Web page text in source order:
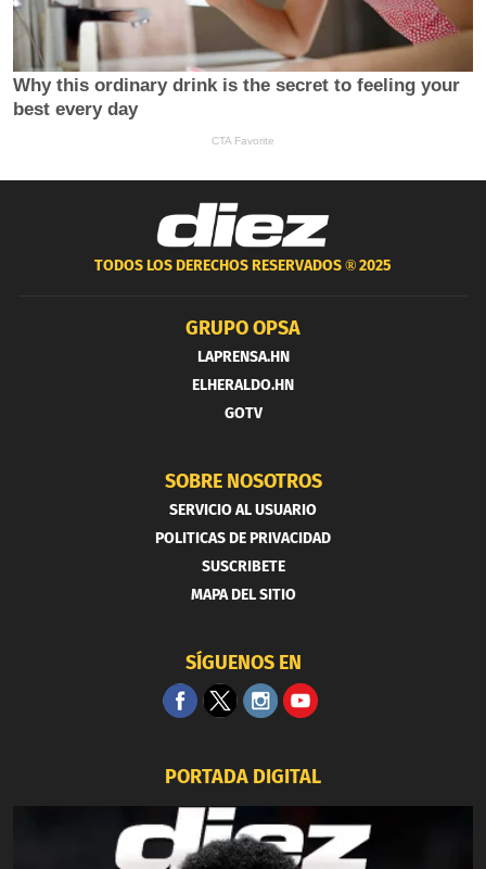
TODOS LOS DERECHOS RESERVADOS ®2025
GRUPO OPSA
LAPRENSA.HN
ELHERALDO.HN
GOTV
SOBRE NOSOTROS
SERVICIO AL USUARIO
POLITICAS DE PRIVACIDAD
SUSCRIBETE
MAPA DEL SITIO
SÍGUENOS EN
PORTADA DIGITAL